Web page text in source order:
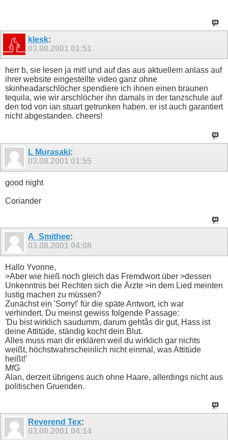
klesk:
03.08.2001 01:51
herr b, sie lesen ja mit! und auf das aus aktuellem anlass auf
ihrer website eingestellte video ganz ohne
skinheadarschlöcher spendiere ich ihnen einen braunen
tequila, wie wir arschlöcher ihn damals in der tanzschule auf
den tod von ian stuart getrunken haben. er ist auch garantiert
nicht abgestanden. cheers!
L Murasaki:
03.08.2001 01:55
good night
Coriander
A_Smithee:
03.08.2001 04:08
Hallo Yvonne,
>Aber wie hieß noch gleich das Fremdwort über >dessen
Unkenntnis bei Rechten sich die Ärzte >in dem Lied meinten
lustig machen zu müssen?
Zunächst ein 'Sorry!' für die späte Antwort, ich war
verhindert. Du meinst gewiss folgende Passage:
'Du bist wirklich saudumm, darum gehtâs dir gut, Hass ist
deine Attitüde, ständig kocht dein Blut.
Alles muss man dir erklären weil du wirklich gar nichts
weißt, höchstwahrscheinlich nicht einmal, was Attitüde
heißt!'
MfG
Alan, derzeit übrigens auch ohne Haare, allerdings nicht aus
politischen Gruenden.
Reverend Tex:
03.08.2001 04:14